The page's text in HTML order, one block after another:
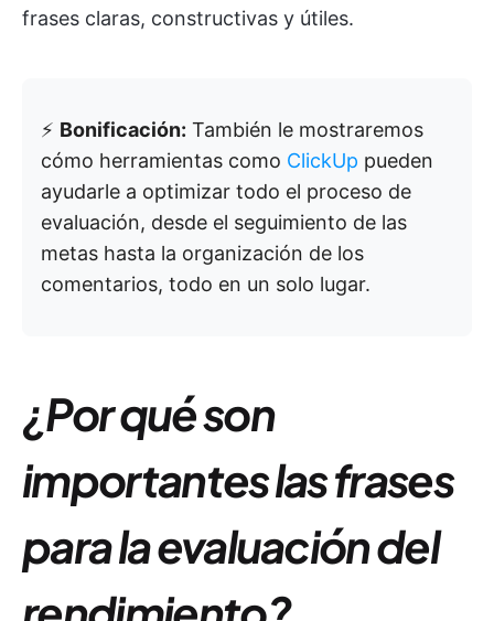
frases claras, constructivas y útiles.
⚡️ Bonificación: También le mostraremos
cómo herramientas como ClickUp pueden
ayudarle a optimizar todo el proceso de
evaluación, desde el seguimiento de las
metas hasta la organización de los
comentarios, todo en un solo lugar.
¿Por qué son
importantes las frases
para la evaluación del